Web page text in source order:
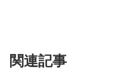
関連記事